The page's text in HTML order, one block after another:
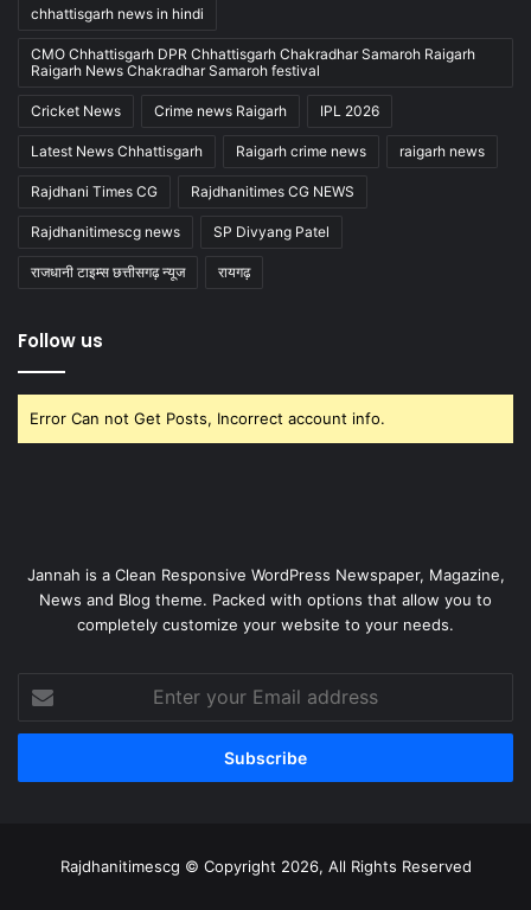
chhattisgarh news in hindi
CMO Chhattisgarh DPR Chhattisgarh Chakradhar Samaroh Raigarh
Raigarh News Chakradhar Samaroh festival
Cricket News Crime news Raigarh IPL 2026
Latest News Chhattisgarh Raigarh crime news raigarh news
Rajdhani Times CG Rajdhanitimes CG NEWS
Rajdhanitimescg news SP Divyang Patel
राजधानी टाइम्स छत्तीसगढ़ न्यूज रायगढ़
Follow us
Error Can not Get Posts, Incorrect account info.
Jannah is a Clean Responsive WordPress Newspaper, Magazine,
News and Blog theme. Packed with options that allow you to
completely customize your website to your needs.
your
Email
Rajdhanitimescg © Copyright 2026, All Rights Reserved